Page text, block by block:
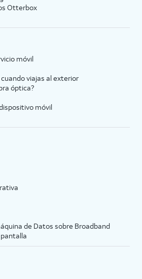
Otterbox
móvil
viajas al exterior
óptica?
móvil
de Datos sobre Broadband